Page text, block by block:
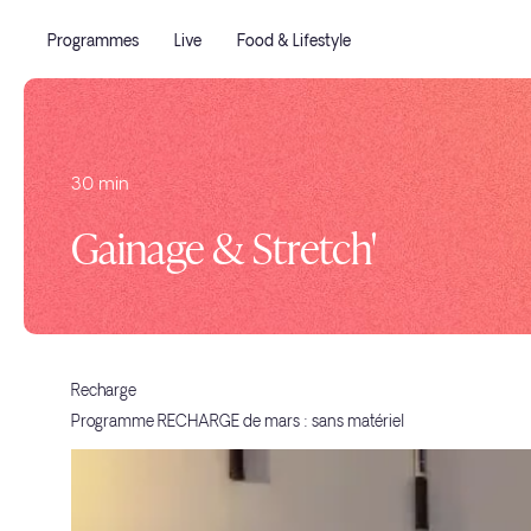
Programmes Live Food & Lifestyle
30 min
Gainage & Stretch'
Recharge
Programme RECHARGE de mars : sans matériel